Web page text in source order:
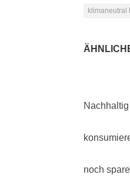
klimaneutral
noch